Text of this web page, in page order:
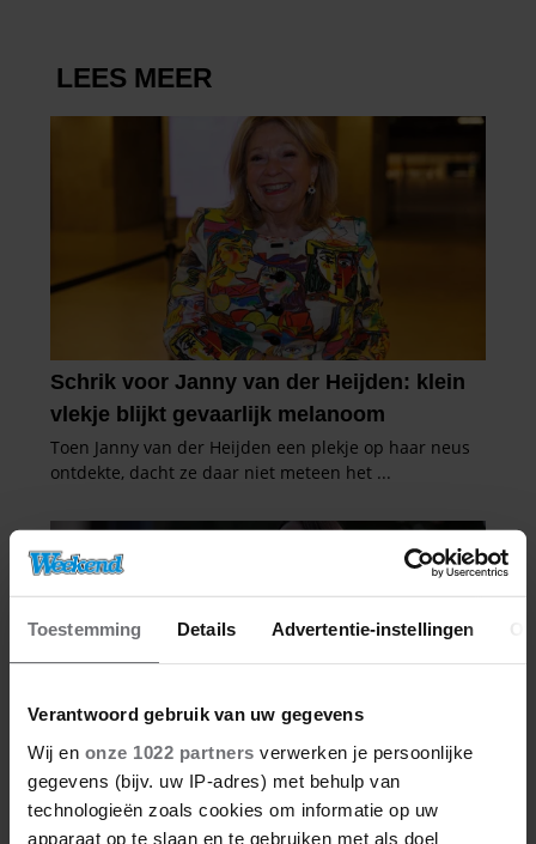
Toestemming Details Advertentie-instellingen
Verantwoord gebruik van uw gegevens
Wij en onze 1022 partners verwerken je persoonlijke
gegevens (bijv. uw IP-adres) met behulp van
technologieën zoals cookies om informatie op uw
apparaat op te slaan en te gebruiken met als doel